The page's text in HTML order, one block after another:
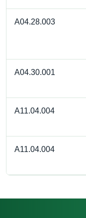
A04.28.003
A04.30.001
A11.04.004
A11.04.004